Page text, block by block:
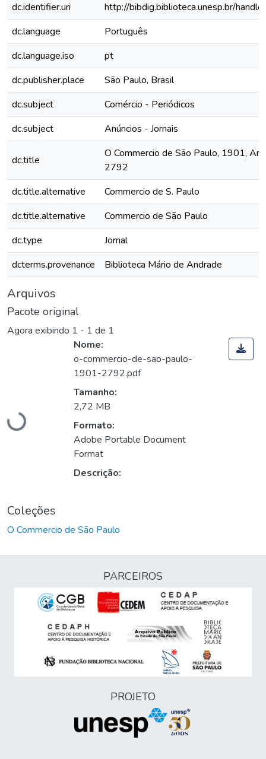
dc.identifier.uri
http://bibdig.biblioteca.unesp.br/
dc.language
Português
dc.language.iso
pt
dc.publisher.place
São Paulo, Brasil
dc.subject
Comércio - Periódicos
dc.subject
Anúncios - Jornais
dc.title
O Commercio de São Paulo, 1901,
2792
dc.title.alternative
Commercio de S. Paulo
dc.title.alternative
Commercio de São Paulo
dc.type
Jornal
dcterms.provenance
Biblioteca Mário de Andrade
Arquivos
Pacote original
Agora exibindo 1 - 1 de 1
Carregando...
Nome:
o-commercio-de-sao-paulo-
1901-2792.pdf
Tamanho:
2,72 MB
Formato:
Adobe Portable Document
Format
Descrição:
Coleções
O Commercio de São Paulo
PARCEIROS
PROJETO